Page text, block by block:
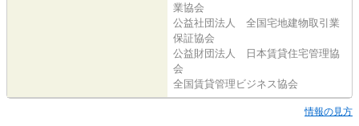
業協会
公益社団法人 全国宅地建物取引業
保証協会
公益財団法人 日本賃貸住宅管理協
会
全国賃貸管理ビジネス協会
情報の見方